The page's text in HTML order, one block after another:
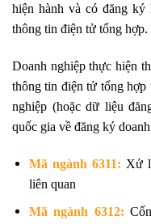
hiện hành và có đăng ký
thông tin điện tử tổng hợp.
Doanh nghiệp thực hiện
thông tin điện tử tổng hợp
nghiệp (hoặc dữ liệu
quốc gia về đăng ký
Mã ngành 6311: Xử
liên quan
Mã ngành 6312: